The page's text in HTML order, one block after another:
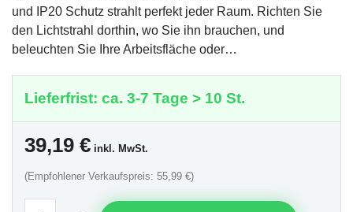
und IP20 Schutz strahlt perfekt jeder Raum. Richten Sie
den Lichtstrahl dorthin, wo Sie ihn brauchen, und
beleuchten Sie Ihre Arbeitsfläche oder…
Lieferfrist: ca. 3-7 Tage > 10 St.
39,19 € inkl. MwSt.
(Empfohlener Verkaufspreis: 55,99 €)